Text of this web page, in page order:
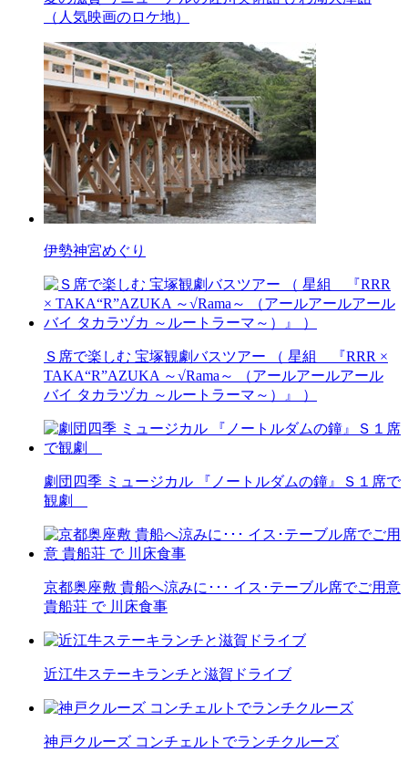
（人気映画のロケ地）
伊勢神宮めぐり
Ｓ席で楽しむ 宝塚観劇バスツアー （ 星組 『RRR ×
TAKA“R”AZUKA ～√Rama～ （アールアールアール
バイ タカラヅカ ～ルートラーマ～）』 ）
劇団四季 ミュージカル 『ノートルダムの鐘』Ｓ１席で
観劇
京都奥座敷 貴船へ涼みに･･･ イス･テーブル席でご用意
貴船荘 で 川床食事
近江牛ステーキランチと滋賀ドライブ
神戸クルーズ コンチェルトでランチクルーズ